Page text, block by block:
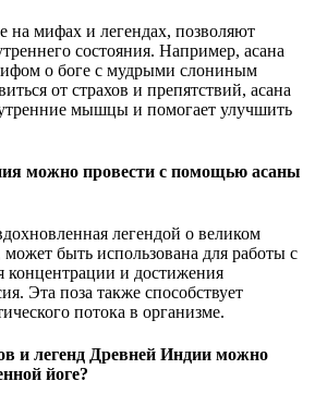
на мифах и легендах, позволяют
состояния. Например, асана
о боге с мудрыми слониным
от страхов и препятствий, асана
мышцы и помогает улучшить
можно провести с помощью асаны
легендой о великом
быть использована для работы с
концентрации и достижения
Эта поза также способствует
потока в организме.
и легенд Древней Индии можно
йоге?